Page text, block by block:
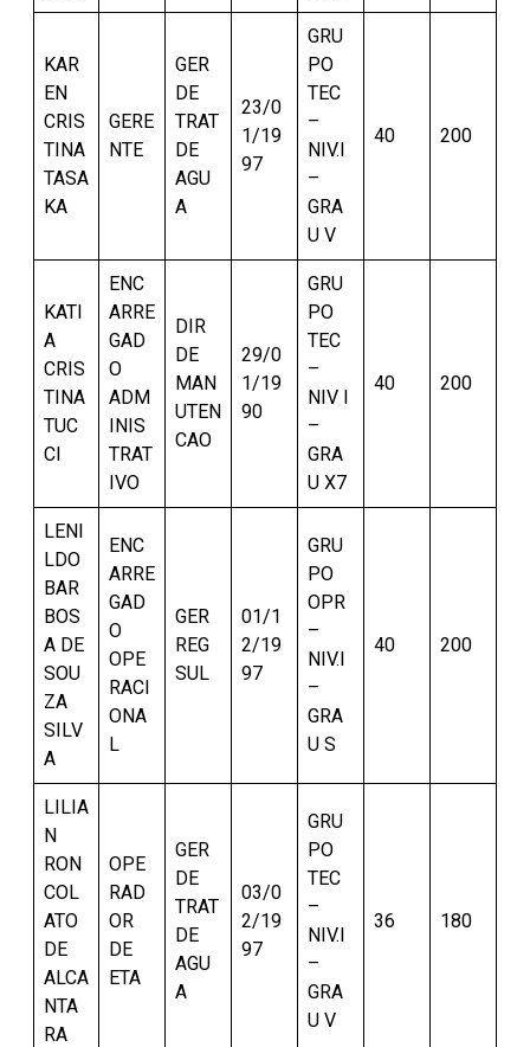
KAR
EN
CRIS
TINA
TASA
KA
GERE
NTE
GER
DE
TRAT
DE
AGU
A
23/0
1/19
97
GRU
PO
TEC
–
NIV.I
–
GRA
U V
40 200
KATI
A
CRIS
TINA
TUC
CI
ENC
ARRE
GAD
O
ADM
INIS
TRAT
IVO
DIR
DE
MAN
UTEN
CAO
29/0
1/19
90
GRU
PO
TEC
–
NIV I
–
GRA
U X7
40 200
LENI
LDO
BAR
BOS
A DE
SOU
ZA
SILV
A
ENC
ARRE
GAD
O
OPE
RACI
ONA
L
GER
REG
SUL
01/1
2/19
97
GRU
PO
OPR
–
NIV.I
–
GRA
U S
40 200
LILIA
N
RON
COL
ATO
DE
ALCA
NTA
RA
OPE
RAD
OR
DE
ETA
GER
DE
TRAT
DE
AGU
A
03/0
2/19
97
GRU
PO
TEC
–
NIV.I
–
GRA
U V
36 180